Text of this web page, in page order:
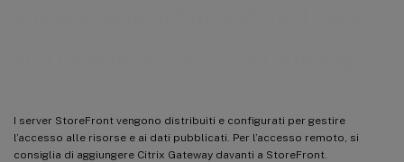
I server StoreFront vengono distribuiti e configurati per gestire
l’accesso alle risorse e ai dati pubblicati. Per l’accesso remoto, si
consiglia di aggiungere Citrix Gateway davanti a StoreFront.